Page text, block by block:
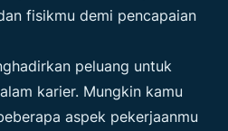
fisikmu demi pencapaian
peluang untuk
karier. Mungkin kamu
aspek pekerjaanmu